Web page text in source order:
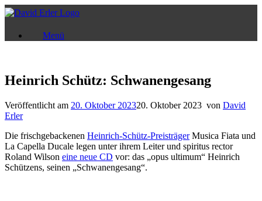
Zum
Inhalt
Menü
Heinrich Schütz: Schwanengesang
Veröffentlicht am 20. Oktober 202320. Oktober 2023 von David
Erler
Die frischgebackenen Heinrich-Schütz-PreisträgerMusica Fiata und
La Capella Ducale legen unter ihrem Leiter und spiritus rector
Roland Wilson eine neue CD vor: das „opus ultimum“ Heinrich
Schützens, seinen „Schwanengesang“.